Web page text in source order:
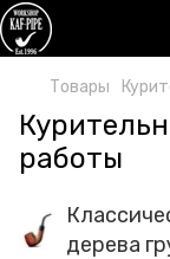
Товары
работы
дерева